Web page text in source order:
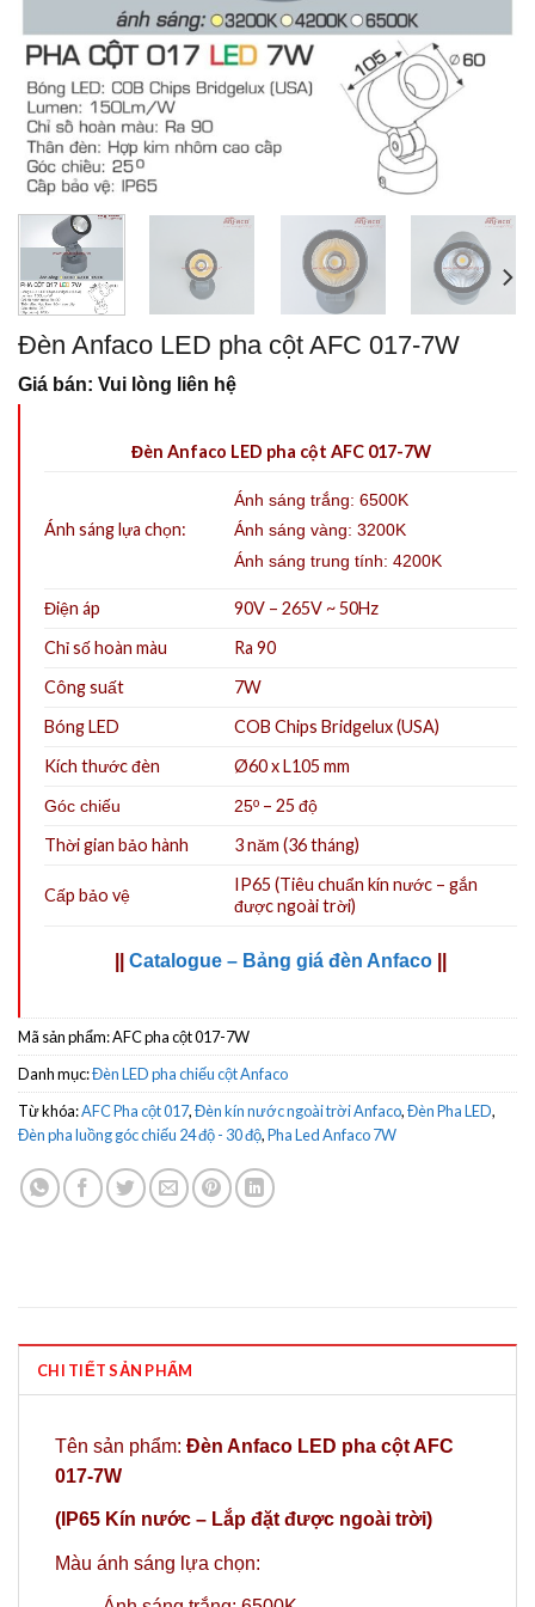
Đèn Anfaco LED pha cột AFC 017-7W
Giá bán: Vui lòng liên hệ
Đèn Anfaco LED pha cột AFC 017-7W
Ánh sáng lựa chọn:
Ánh sáng trắng: 6500K
Ánh sáng vàng: 3200K
Ánh sáng trung tính: 4200K
Điện áp
90V – 265V ~ 50Hz
Chỉ số hoàn màu
Ra 90
Công suất
7W
Bóng LED
COB Chips Bridgelux (USA)
Kích thước đèn
Ø60 x L105 mm
Góc chiếu 25º – 25 độ
Thời gian bảo hành
3 năm (36 tháng)
Cấp bảo vệ
IP65 (Tiêu chuẩn kín nước – gắn
được ngoài trời)
Catalogue – Bảng giá đèn Anfaco
Mã sản phẩm:AFC pha cột 017-7W
Danh mục:Đèn LED pha chiếu cột Anfaco
Từ khóa:AFC Pha cột 017,Đèn kín nước ngoài trời Anfaco,Đèn Pha LED,
Đèn pha luồng góc chiếu 24 độ - 30 độ,Pha Led Anfaco 7W
CHI TIẾT SẢN PHẨM
Tên sản phẩm: Đèn Anfaco LED pha cột AFC
017-7W
(IP65 Kín nước – Lắp đặt được ngoài trời)
Màu ánh sáng lựa chọn: